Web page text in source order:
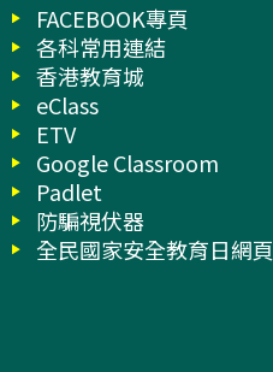
FACEBOOK專頁
各科常用連結
香港教育城
eClass
ETV
Google Classroom
Padlet
防騙視伏器
全民國家安全教育日網頁